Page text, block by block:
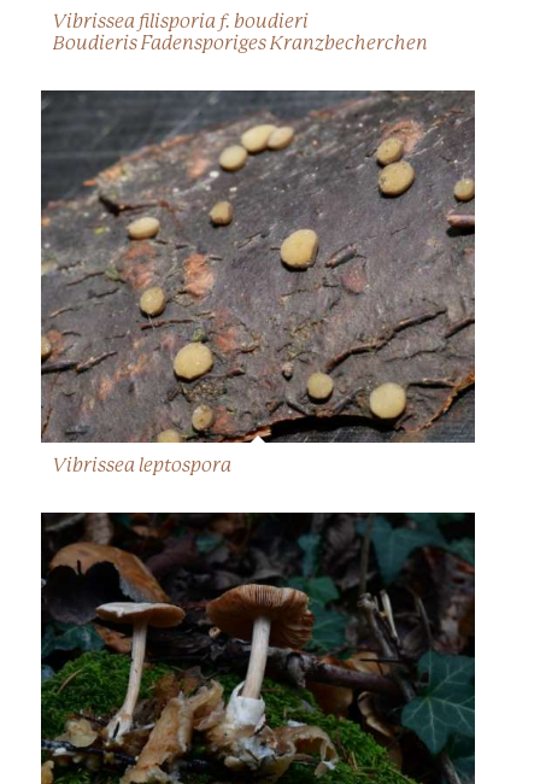
Vibrissea filisporia f. boudieri
Boudieris Fadensporiges Kranzbecherchen
Vibrissea leptospora